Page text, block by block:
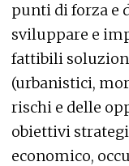
punti di forza e
sviluppare e
fattibili
(urbanistici,
rischi e delle
obiettivi
economico,